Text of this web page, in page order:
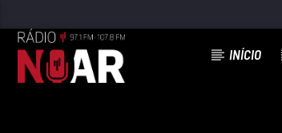
INÍCIO